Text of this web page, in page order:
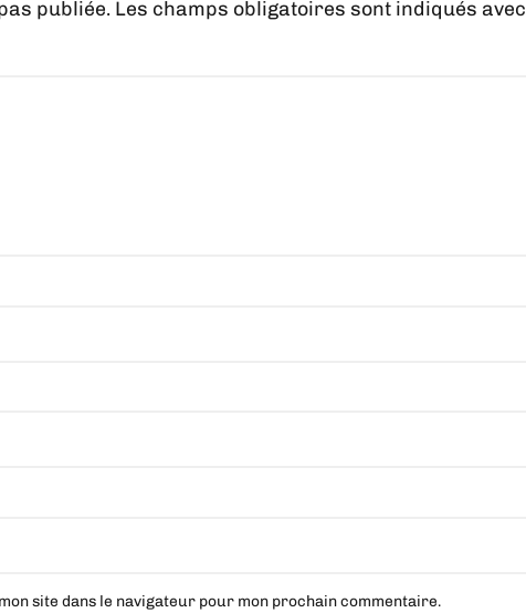
publiée. Les champs obligatoires sont indiqués avec
site dans le navigateur pour mon prochain commentaire.